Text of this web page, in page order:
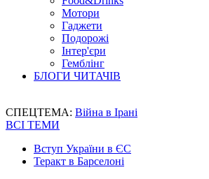
Мотори
Гаджети
Подорожі
Інтер'єри
Гемблінг
БЛОГИ ЧИТАЧІВ
СПЕЦТЕМА: Війна в Ірані
ВСІ ТЕМИ
Вступ України в ЄС
Теракт в Барселоні